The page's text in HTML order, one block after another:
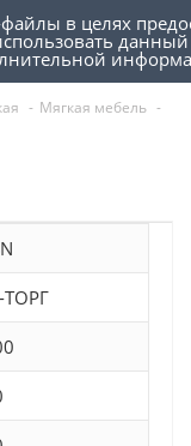
0
0
- Мягкая мебель -
в целях